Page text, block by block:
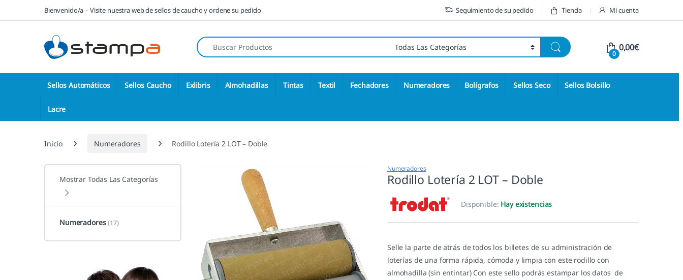
Saltar a la navegación
Saltar al contenidoBienvenido/a – Visite nuestra web de sellos de caucho y ordene su pedido Seguimiento de su pedido Tienda Mi cuenta
Búsqueda de:
0
0,00€
Sellos Automáticos Sellos Caucho Exlibris Almohadillas Tintas Textil Fechadores Numeradores Bolígrafos Sellos Seco Sellos Bolsillo
Lacre
Inicio Numeradores Rodillo Lotería 2 LOT – Doble
Numeradores
Rodillo Lotería 2 LOT – Doble
Disponible: Hay existencias
Selle la parte de atrás de todos los billetes de su administración de
loterías de una forma rápida, cómoda y limpia con este rodillo con
almohadilla (sin entintar) Con este sello podrás estampar los datos de
Mostrar Todas Las Categorías
Numeradores(17)